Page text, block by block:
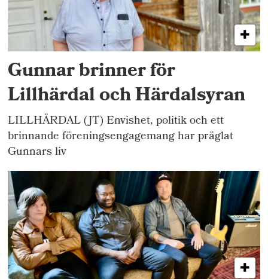
Gunnar brinner för
Lillhärdal och Härdalsyran
LILLHÄRDAL (JT) Envishet, politik och ett
brinnande föreningsengagemang har präglat
Gunnars liv